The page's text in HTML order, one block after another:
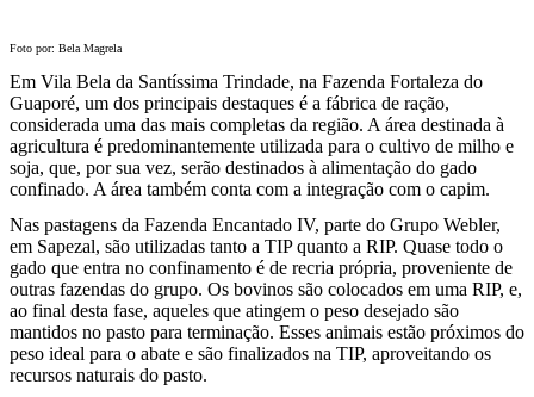
Foto por: Bela Magrela
Em Vila Bela da Santíssima Trindade, na Fazenda Fortaleza do
Guaporé, um dos principais destaques é a fábrica de ração,
considerada uma das mais completas da região. A área destinada à
agricultura é predominantemente utilizada para o cultivo de milho e
soja, que, por sua vez, serão destinados à alimentação do gado
confinado. A área também conta com a integração com o capim.
Nas pastagens da Fazenda Encantado IV, parte do Grupo Webler,
em Sapezal, são utilizadas tanto a TIP quanto a RIP. Quase todo o
gado que entra no confinamento é de recria própria, proveniente de
outras fazendas do grupo. Os bovinos são colocados em uma RIP, e,
ao final desta fase, aqueles que atingem o peso desejado são
mantidos no pasto para terminação. Esses animais estão próximos do
peso ideal para o abate e são finalizados na TIP, aproveitando os
recursos naturais do pasto.